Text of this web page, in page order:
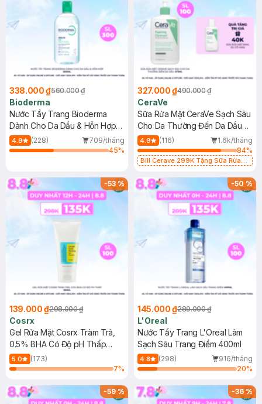
338.000 ₫560.000 ₫
Bioderma
Nước Tẩy Trang Bioderma
Dành Cho Da Dầu & Hỗn Hợp
500ml
4.9 (228)
709/tháng
45%
327.000 ₫490.000 ₫
CeraVe
Sữa Rửa Mặt CeraVe Sạch Sâu
Cho Da Thường Đến Da Dầu
473ml
4.9 (116)
1.6k/tháng
84%
Bill Cerave 299K Tặng Sữa Rửa
-53%
139.000 ₫298.000 ₫
Cosrx
Gel Rửa Mặt Cosrx Tràm Trà,
0.5% BHA Có Độ pH Thấp
150ml
5.0
(173)
7%
-50%
145.000 ₫289.000 ₫
L'Oreal
Nước Tẩy Trang L'Oreal Làm
Sạch Sâu Trang Điểm 400ml
4.8 (298)
916/tháng
20%
-59% -36%